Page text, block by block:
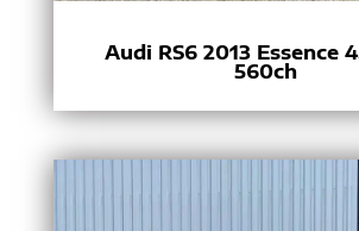
Audi RS6 2013 Essence
560ch